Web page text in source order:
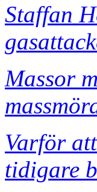
Staffan
Massor
Varför
tidigare